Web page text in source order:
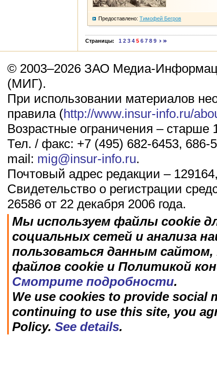
Предоставлено: Тимофей Бегров
Страницы: 1 2 3 4 5 6 7 8 9
© 2003–2026 ЗАО Медиа-
(МИГ).
При использовании материалов
правила (http://www.insur-info.ru/
Возрастные ограничения – старше
Тел. / факс: +7 (495) 682-6453, 686-
mail: mig@insur-info.ru.
Почтовый адрес редакции –
Свидетельство о регистрации
26586 от 22 декабря 2006 года.
Мы используем файлы cookie
социальных сетей и анализа
пользоваться данным
файлов cookie и Политикой
Смотрите подробности.
We use cookies to provide social
continuing to use this site, you
Policy. See details.